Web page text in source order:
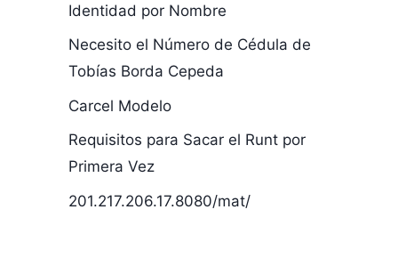
Sacar Cetificado
Policia Nacional
Extranjeria
Identidad por Nombre
Necesito el Número de Cédula de
Tobías Borda Cepeda
Carcel Modelo
Requisitos para Sacar el Runt por
Primera Vez
201.217.206.17.8080/mat/